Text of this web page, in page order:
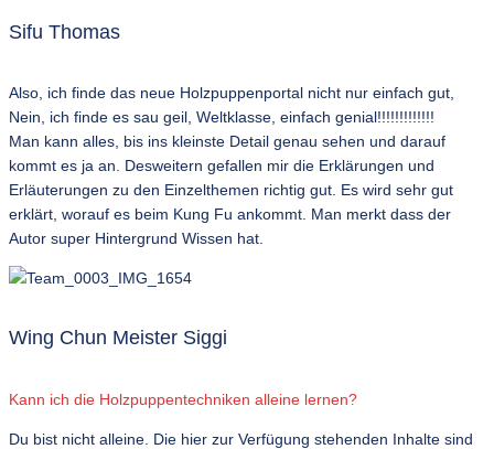
Sifu Thomas
Also, ich finde das neue Holzpuppenportal nicht nur einfach gut,
Nein, ich finde es sau geil, Weltklasse, einfach genial!!!!!!!!!!!!!
Man kann alles, bis ins kleinste Detail genau sehen und darauf
kommt es ja an. Desweitern gefallen mir die Erklärungen und
Erläuterungen zu den Einzelthemen richtig gut. Es wird sehr gut
erklärt, worauf es beim Kung Fu ankommt. Man merkt dass der
Autor super Hintergrund Wissen hat.
Wing Chun Meister Siggi
Kann ich die Holzpuppentechniken alleine lernen?
Du bist nicht alleine. Die hier zur Verfügung stehenden Inhalte sind